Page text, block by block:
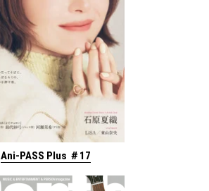
Ani-PASS Plus ＃17